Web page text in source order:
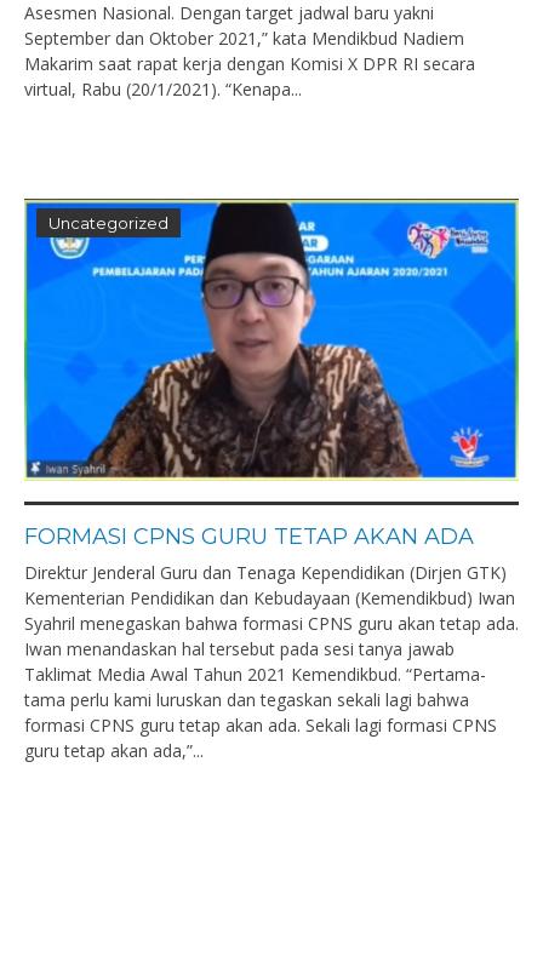
Asesmen Nasional. Dengan target jadwal baru yakni
September dan Oktober 2021,” kata Mendikbud Nadiem
Makarim saat rapat kerja dengan Komisi X DPR RI secara
virtual, Rabu (20/1/2021). “Kenapa...
Uncategorized
FORMASI CPNS GURU TETAP AKAN ADA
Direktur Jenderal Guru dan Tenaga Kependidikan (Dirjen GTK)
Kementerian Pendidikan dan Kebudayaan (Kemendikbud) Iwan
Syahril menegaskan bahwa formasi CPNS guru akan tetap ada.
Iwan menandaskan hal tersebut pada sesi tanya jawab
Taklimat Media Awal Tahun 2021 Kemendikbud. “Pertama-
tama perlu kami luruskan dan tegaskan sekali lagi bahwa
formasi CPNS guru tetap akan ada. Sekali lagi formasi CPNS
guru tetap akan ada,”...